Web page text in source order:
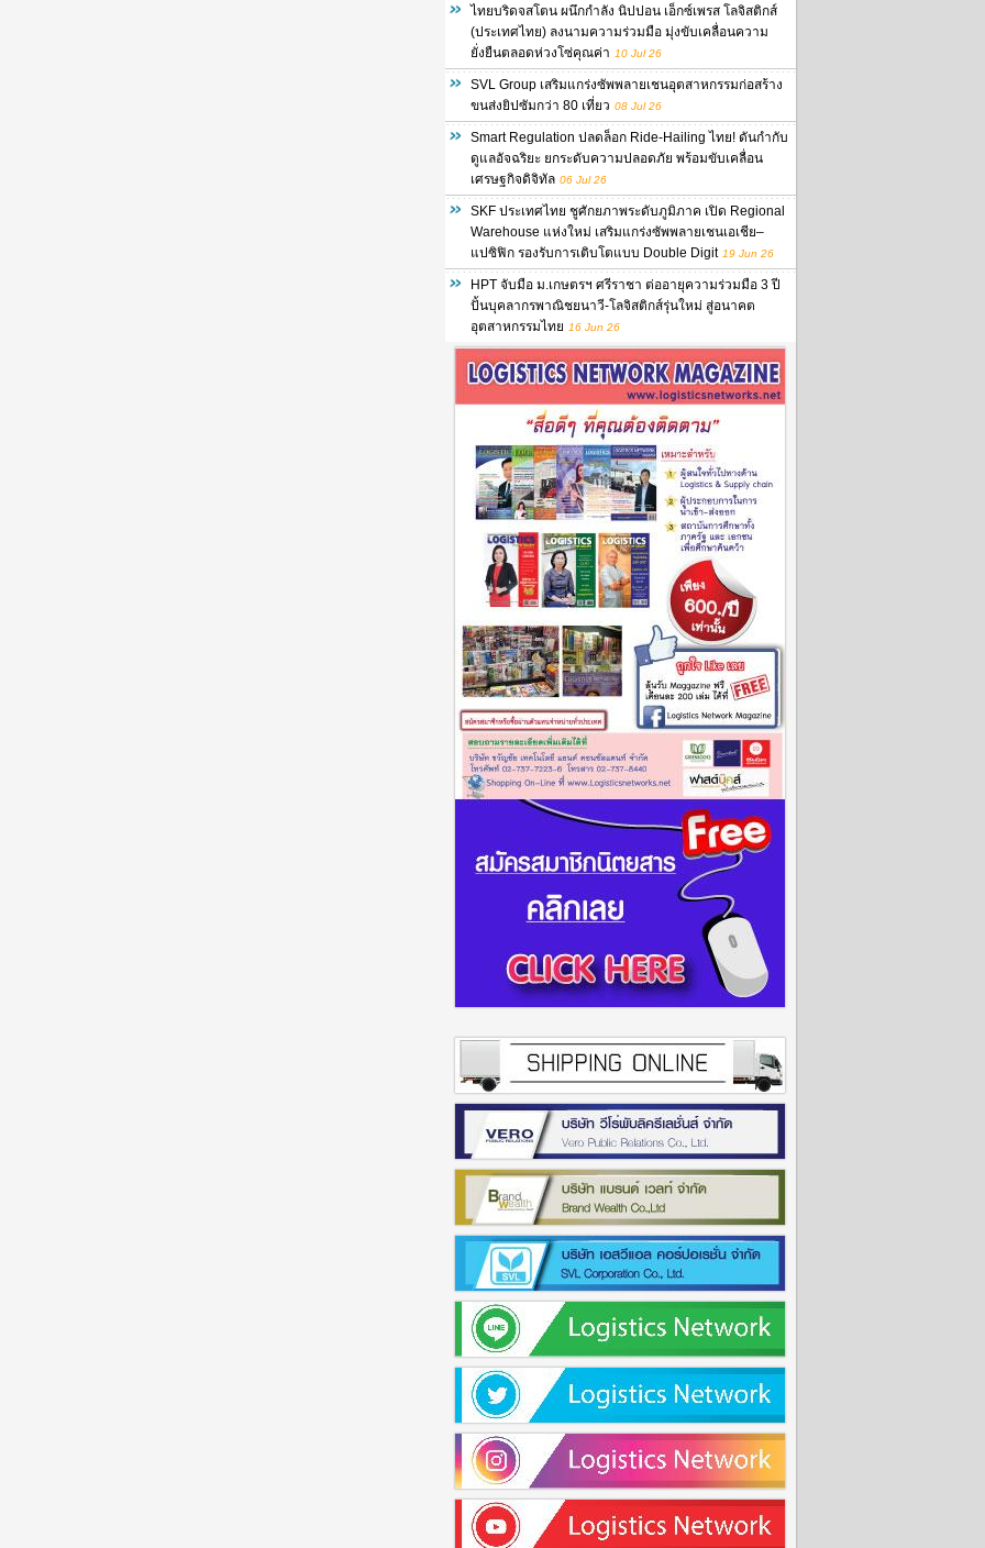
ไทยบริดจสโตน ผนึกกำลัง นิปปอน เอ็กซ์เพรส โลจิสติกส์
(ประเทศไทย) ลงนามความร่วมมือ มุ่งขับเคลื่อนความ
ยั่งยืนตลอดห่วงโซ่คุณค่า 10 Jul 26
SVL Group เสริมแกร่งซัพพลายเชนอุตสาหกรรมก่อสร้าง
ขนส่งยิปซัมกว่า 80 เที่ยว 08 Jul 26
Smart Regulation ปลดล็อก Ride-Hailing ไทย! ดันกำกับ
ดูแลอัจฉริยะ ยกระดับความปลอดภัย พร้อมขับเคลื่อน
เศรษฐกิจดิจิทัล 06 Jul 26
SKF ประเทศไทย ชูศักยภาพระดับภูมิภาค เปิด Regional
Warehouse แห่งใหม่ เสริมแกร่งซัพพลายเชนเอเชีย–
แปซิฟิก รองรับการเติบโตแบบ Double Digit 19 Jun 26
HPT จับมือ ม.เกษตรฯ ศรีราชา ต่ออายุความร่วมมือ 3 ปี
ปั้นบุคลากรพาณิชยนาวี-โลจิสติกส์รุ่นใหม่ สู่อนาคต
อุตสาหกรรมไทย 16 Jun 26